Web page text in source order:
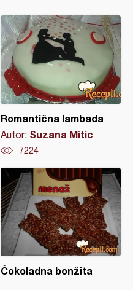
Romantična lambada
Autor: Suzana Mitic
7224
Čokoladna bonžita